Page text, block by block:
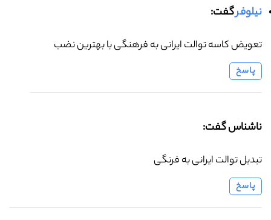
نیلوفرگفت:
تعویض کاسه توالت ایرانی به فرهنگی با بهترین نضب
پاسخ
ناشناس گفت:
تبدیل توالت ایرانی به فرنگی
پاسخ